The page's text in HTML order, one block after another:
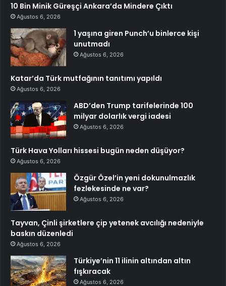
10 Bin Minik Güreşçi Ankara’da Mindere Çıktı
Ağustos 6, 2026
1 yaşına giren Punch’u binlerce kişi
unutmadı
Ağustos 6, 2026
Katar’da Türk mutfağının tanıtımı yapıldı
Ağustos 6, 2026
ABD’den Trump tarifelerinde 100
milyar dolarlık vergi iadesi
Ağustos 6, 2026
Türk Hava Yolları hissesi bugün neden düşüyor?
Ağustos 6, 2026
Özgür Özel’in yeni dokunulmazlık
fezlekesinde ne var?
Ağustos 6, 2026
Tayvan, Çinli şirketlere çip yetenek avcılığı nedeniyle
baskın düzenledi
Ağustos 6, 2026
Türkiye’nin 11 ilinin altından altın
fışkıracak
Ağustos 6, 2026